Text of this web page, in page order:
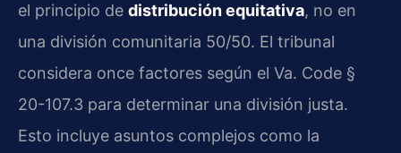
el principio de distribución equitativa, no en
una división comunitaria 50/50. El tribunal
considera once factores según el Va. Code §
20-107.3 para determinar una división justa.
Esto incluye asuntos complejos como la